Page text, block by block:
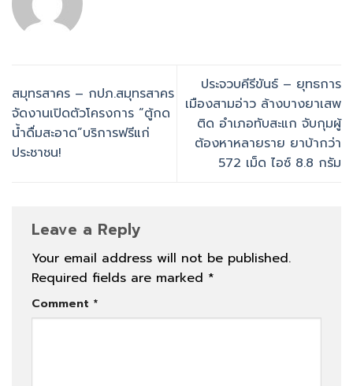
สมุทรสาคร – กปภ.สมุทรสาคร
จัดงานเปิดตัวโครงการ “ตู้กด
น้ำดื่มสะอาด”บริการฟรีแก่
ประชาชน!
ประจวบคีรีขันธ์ – ยุทธการ
เมืองสามอ่าว ล้างบางยาเสพ
ติด อำเภอทับสะแก จับกุมผู้
ต้องหาหลายราย ยาบ้ากว่า
572 เม็ด ไอซ์ 8.8 กรัม
Leave a Reply
Your email address will not be published.
Required fields are marked *
Comment *